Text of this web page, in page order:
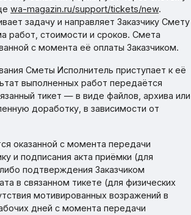
wa-magazin.ru/support/tickets/new.
задачу и направляет Заказчику Смету
работ, стоимости и сроков. Смета
с момента её оплаты Заказчиком.
Сметы Исполнитель приступает к её
выполненных работ передаётся
тикет — в виде файлов, архива или
доработку, в зависимости от
оказанной с момента передачи
и подписания акта приёмки (для
подтверждения Заказчиком
в связанном тикете (для физических
мотивированных возражений в
дней с момента передачи